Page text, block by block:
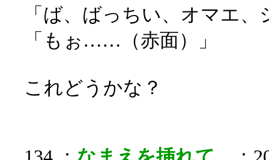
「ば、ばっちい、オマエ
「もぉ……（赤面）」
これどうかな？